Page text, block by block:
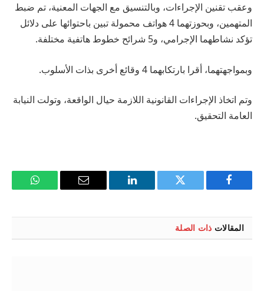
وعقب تقنين الإجراءات، وبالتنسيق مع الجهات المعنية، تم ضبط
المتهمين، وبحوزتهما 4 هواتف محمولة تبين باحتوائها على دلائل
تؤكد نشاطهما الإجرامي، و5 شرائح خطوط هاتفية مختلفة.
وبمواجهتهما، أقرا بارتكابهما 4 وقائع أخرى بذات الأسلوب.
وتم اتخاذ الإجراءات القانونية اللازمة حيال الواقعة، وتولت النيابة
العامة التحقيق.
فيسبوك تويتر لينكدإن
البريد
واتساب
المقالات ذات الصلة